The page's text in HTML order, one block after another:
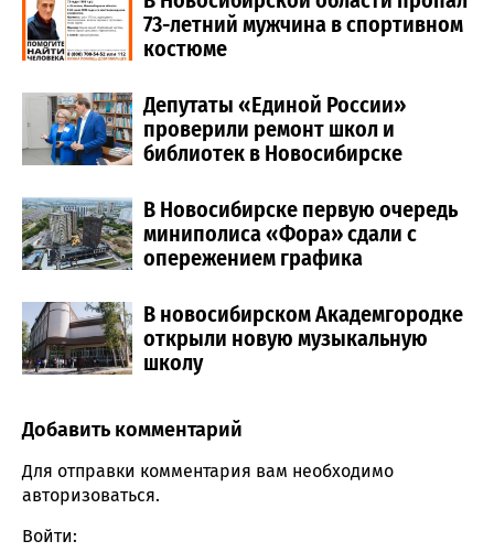
73-летний мужчина в спортивном
костюме
Депутаты «Единой России»
проверили ремонт школ и
библиотек в Новосибирске
В Новосибирске первую очередь
миниполиса «Фора» сдали с
опережением графика
В новосибирском Академгородке
открыли новую музыкальную
школу
Comment section
Добавить комментарий
Для отправки комментария вам необходимо
авторизоваться.
Войти: